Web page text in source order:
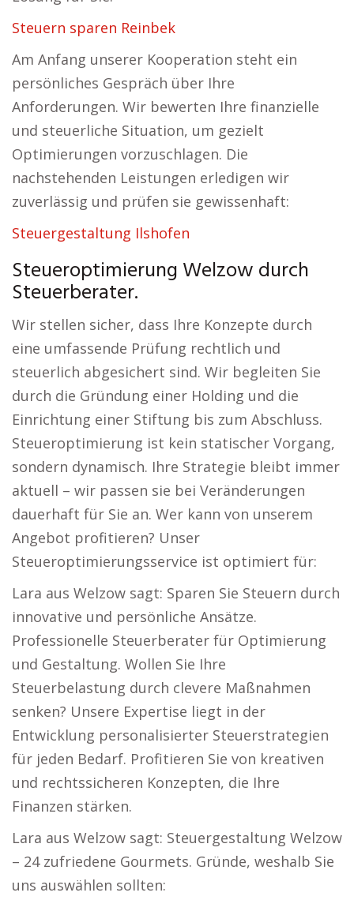
Steuern sparen Reinbek
Am Anfang unserer Kooperation steht ein
persönliches Gespräch über Ihre
Anforderungen. Wir bewerten Ihre finanzielle
und steuerliche Situation, um gezielt
Optimierungen vorzuschlagen. Die
nachstehenden Leistungen erledigen wir
zuverlässig und prüfen sie gewissenhaft:
Steuergestaltung Ilshofen
Steueroptimierung Welzow durch
Steuerberater.
Wir stellen sicher, dass Ihre Konzepte durch
eine umfassende Prüfung rechtlich und
steuerlich abgesichert sind. Wir begleiten Sie
durch die Gründung einer Holding und die
Einrichtung einer Stiftung bis zum Abschluss.
Steueroptimierung ist kein statischer Vorgang,
sondern dynamisch. Ihre Strategie bleibt immer
aktuell – wir passen sie bei Veränderungen
dauerhaft für Sie an. Wer kann von unserem
Angebot profitieren? Unser
Steueroptimierungsservice ist optimiert für:
Lara aus Welzow sagt: Sparen Sie Steuern durch
innovative und persönliche Ansätze.
Professionelle Steuerberater für Optimierung
und Gestaltung. Wollen Sie Ihre
Steuerbelastung durch clevere Maßnahmen
senken? Unsere Expertise liegt in der
Entwicklung personalisierter Steuerstrategien
für jeden Bedarf. Profitieren Sie von kreativen
und rechtssicheren Konzepten, die Ihre
Finanzen stärken.
Lara aus Welzow sagt: Steuergestaltung Welzow
– 24 zufriedene Gourmets. Gründe, weshalb Sie
uns auswählen sollten: